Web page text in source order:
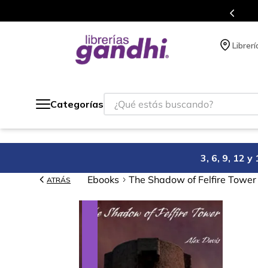
Categorías
¿Qué estás buscando?
3, 6, 9, 12
ATRÁS Ebooks The Shadow of Felfire Tower